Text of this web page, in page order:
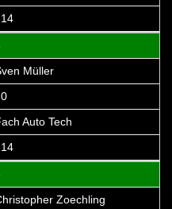
Müller
Auto Tech
Zoechling